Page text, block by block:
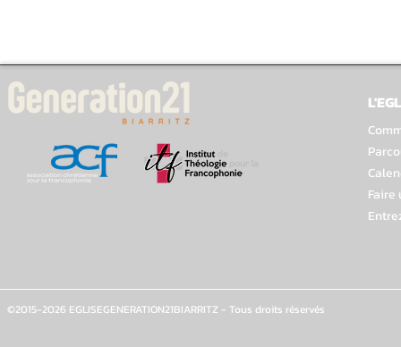
Faire
©2015-2026 EGLISEGENERATION21BIARRITZ - Tous droits réservés